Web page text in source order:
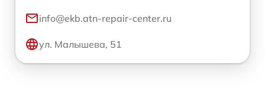
info@ekb.atn-repair-center.ru
ул. Малышева, 51